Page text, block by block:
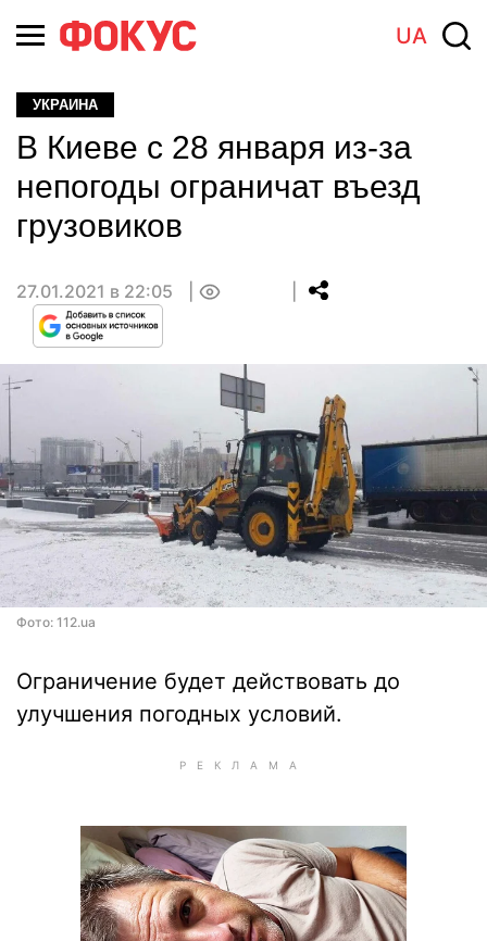
UA
УКРАИНА
В Киеве с 28 января из-за
непогоды ограничат въезд
грузовиков
27.01.2021 в 22:05
Фото: 112.ua
Ограничение будет действовать до
улучшения погодных условий.